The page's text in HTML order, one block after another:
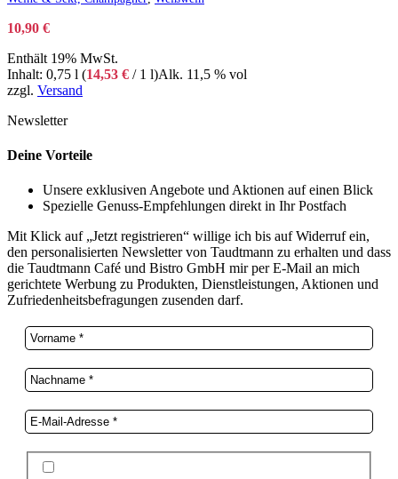
10,90 €
Enthält 19% MwSt.
Inhalt: 0,75 l (14,53 € / 1 l)Alk. 11,5 % vol
zzgl. Versand
Newsletter
Deine Vorteile
Unsere exklusiven Angebote und Aktionen auf einen Blick
Spezielle Genuss-Empfehlungen direkt in Ihr Postfach
Mit Klick auf „Jetzt registrieren“ willige ich bis auf Widerruf ein,
den personalisierten Newsletter von Taudtmann zu erhalten und dass
die Taudtmann Café und Bistro GmbH mir per E-Mail an mich
gerichtete Werbung zu Produkten, Dienstleistungen, Aktionen und
Zufriedenheitsbefragungen zusenden darf.